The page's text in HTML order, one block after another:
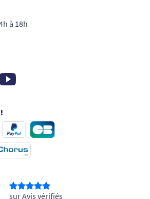
à 18h
Youtube
sur Avis vérifiés